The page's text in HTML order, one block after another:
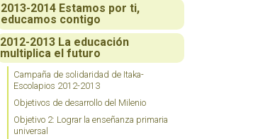
2013-2014 Estamos por ti,
educamos contigo
2012-2013 La educación
multiplica el futuro
Campaña de solidaridad de Itaka-
Escolapios 2012-2013
Objetivos de desarrollo del Milenio
Objetivo 2: Lograr la enseñanza primaria
universal